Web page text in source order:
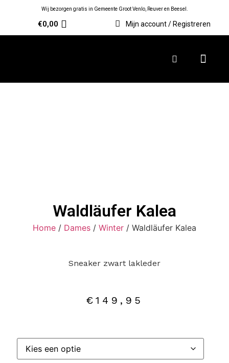
Wij bezorgen gratis in Gemeente Groot Venlo, Reuver en Beesel.
€0,00 Mijn account / Registreren
Waldläufer Kalea
Home / Dames / Winter / Waldläufer Kalea
Sneaker zwart lakleder
€ 149,95